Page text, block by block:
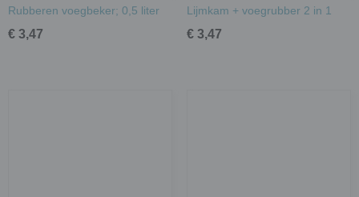
Rubberen voegbeker; 0,5 liter
€ 3,47
Lijmkam + voegrubber 2 in 1
€ 3,47